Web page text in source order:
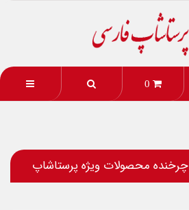
0
چرخنده محصولات ویژه پرستاشاپ